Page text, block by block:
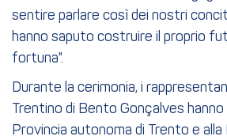
sentire parlare così dei nostri
hanno saputo costruire il proprio
fortuna".
Durante la cerimonia, i
Trentino di Bento Gonçalves
Provincia autonoma di Trento e alla